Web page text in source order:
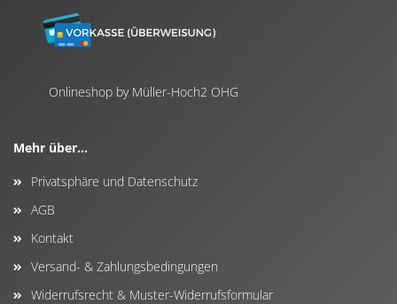
Onlineshop by Müller-Hoch2 OHG
Mehr über...
Privatsphäre und Datenschutz
AGB
Kontakt
Versand- & Zahlungsbedingungen
Widerrufsrecht & Muster-Widerrufsformular